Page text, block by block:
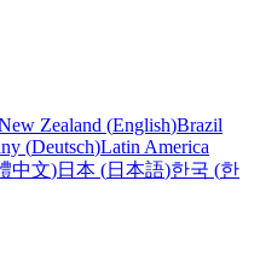
Zealand (English)Brazil
(Deutsch)Latin America
中文)日本 (日本語)한국 (한